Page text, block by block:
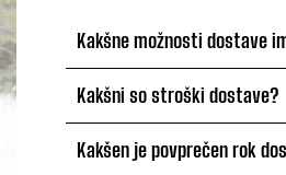
Kakšne možnosti dostave
Kakšni so stroški dostave?
Kakšen je povprečen rok